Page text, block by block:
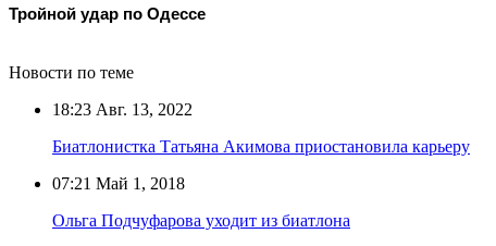
Тройной удар по Одессe
Новости по теме
18:23 Авг. 13, 2022
Биатлонистка Татьяна Акимова приостановила карьеру
07:21 Май 1, 2018
Ольга Подчуфарова уходит из биатлона